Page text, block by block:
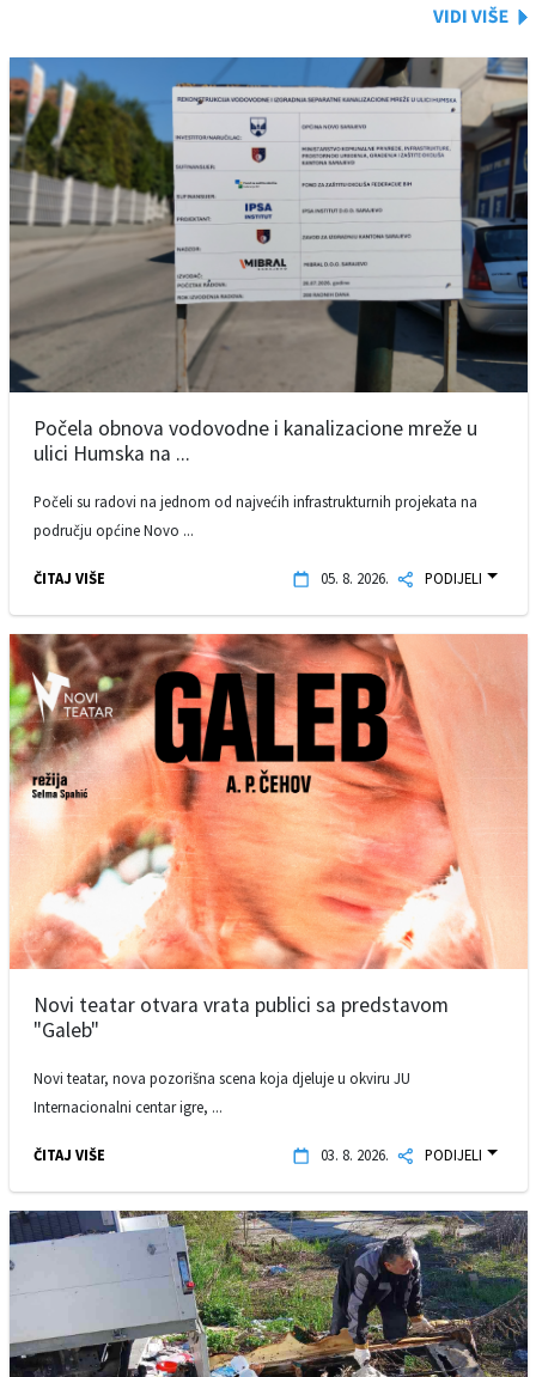
Počela obnova vodovodne i kanalizacione mreže u
ulici Humska na ...
Počeli su radovi na jednom od najvećih infrastrukturnih projekata na
području općine Novo ...
ČITAJ VIŠE 05. 8. 2026. PODIJELI
Novi teatar otvara vrata publici sa predstavom
"Galeb"
Novi teatar, nova pozorišna scena koja djeluje u okviru JU
Internacionalni centar igre, ...
ČITAJ VIŠE 03. 8. 2026. PODIJELI